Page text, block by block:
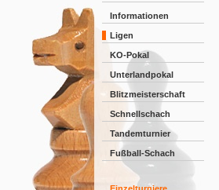
Informationen
Ligen
KO-Pokal
Unterlandpokal
Blitzmeisterschaft
Schnellschach
Tandemturnier
Fußball-Schach